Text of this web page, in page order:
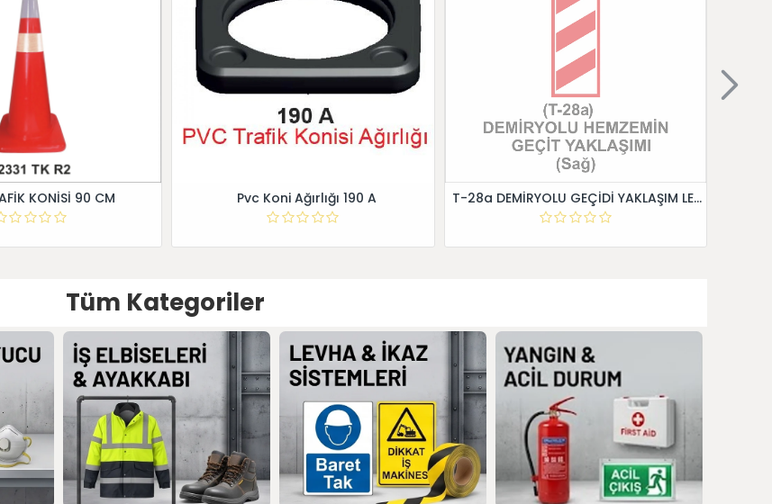
KONİSİ 90 CM Pvc Koni Ağırlığı 190 A T-28a DEMİRYOLU GEÇİDİ YAKLAŞIM LEVHALARI (Sağ)
Tüm Kategoriler